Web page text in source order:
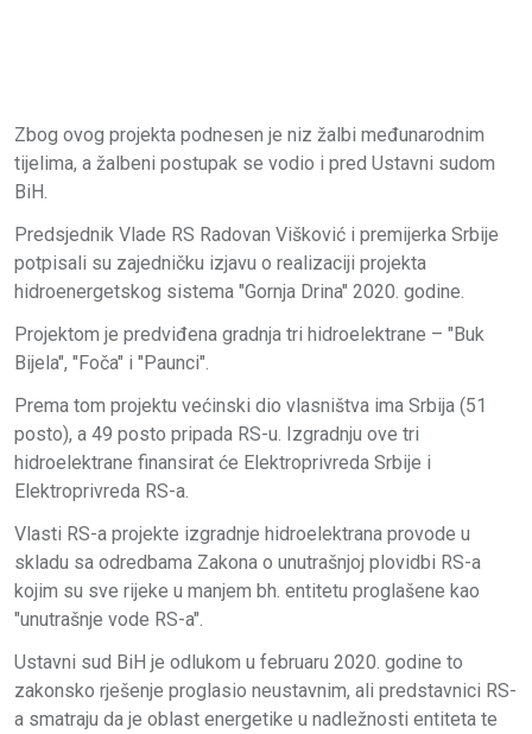
Zbog ovog projekta podnesen je niz žalbi međunarodnim
tijelima, a žalbeni postupak se vodio i pred Ustavni sudom
BiH.
Predsjednik Vlade RS Radovan Višković i premijerka Srbije
potpisali su zajedničku izjavu o realizaciji projekta
hidroenergetskog sistema "Gornja Drina" 2020. godine.
Projektom je predviđena gradnja tri hidroelektrane – "Buk
Bijela", "Foča" i "Paunci".
Prema tom projektu većinski dio vlasništva ima Srbija (51
posto), a 49 posto pripada RS-u. Izgradnju ove tri
hidroelektrane finansirat će Elektroprivreda Srbije i
Elektroprivreda RS-a.
Vlasti RS-a projekte izgradnje hidroelektrana provode u
skladu sa odredbama Zakona o unutrašnjoj plovidbi RS-a
kojim su sve rijeke u manjem bh. entitetu proglašene kao
"unutrašnje vode RS-a".
Ustavni sud BiH je odlukom u februaru 2020. godine to
zakonsko rješenje proglasio neustavnim, ali predstavnici RS-
a smatraju da je oblast energetike u nadležnosti entiteta te